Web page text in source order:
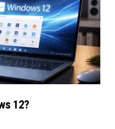
12?